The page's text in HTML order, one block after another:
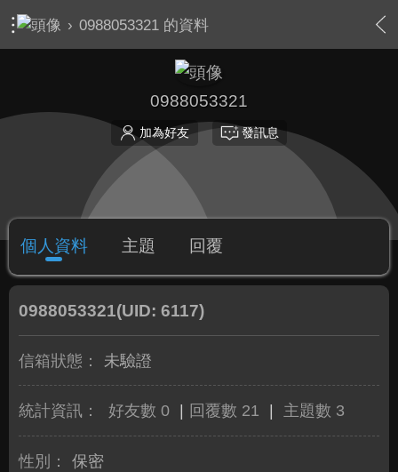
› 0988053321 的資料
0988053321
加為好友 發訊息
個人資料 主題 回覆
0988053321(UID: 6117)
信箱狀態： 未驗證
統計資訊： 好友數 0 回覆數 21 主題數 3
性別：
保密